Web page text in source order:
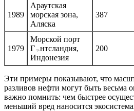
1989
Араутская
морская зона,
Аляска
387
1979
Морской порт
Гۃнтсландия,
Индонезия
200
Эти примеры показывают, что
разливов нефти могут быть весьма
важно помнить: чем быстрее
меньший вред наносится